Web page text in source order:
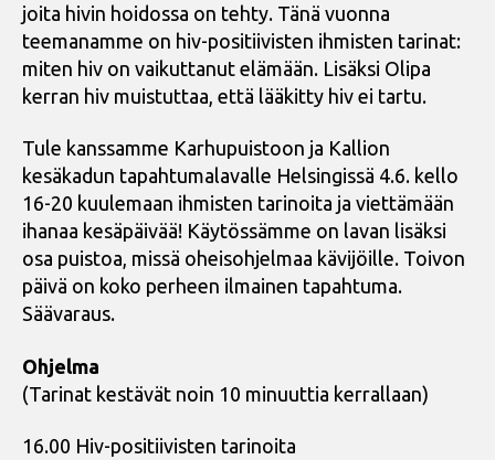
joita hivin hoidossa on tehty. Tänä vuonna
teemanamme on hiv-positiivisten ihmisten tarinat:
miten hiv on vaikuttanut elämään. Lisäksi Olipa
kerran hiv muistuttaa, että lääkitty hiv ei tartu.
Tule kanssamme Karhupuistoon ja Kallion
kesäkadun tapahtumalavalle Helsingissä 4.6. kello
16-20 kuulemaan ihmisten tarinoita ja viettämään
ihanaa kesäpäivää! Käytössämme on lavan lisäksi
osa puistoa, missä oheisohjelmaa kävijöille. Toivon
päivä on koko perheen ilmainen tapahtuma.
Säävaraus.
Ohjelma
(Tarinat kestävät noin 10 minuuttia kerrallaan)
16.00 Hiv-positiivisten tarinoita